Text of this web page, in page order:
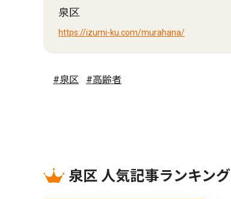
泉区
https://izumi-ku.com/murahana/
#泉区 #高齢者
泉区 人気記事ランキング